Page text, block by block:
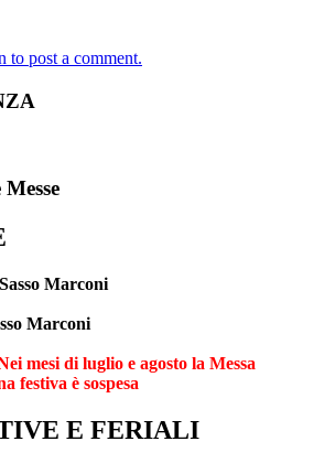
to post a comment.
Marconi
Marconi
mesi di luglio e agosto la Messa
festiva è sospesa
E FERIALI